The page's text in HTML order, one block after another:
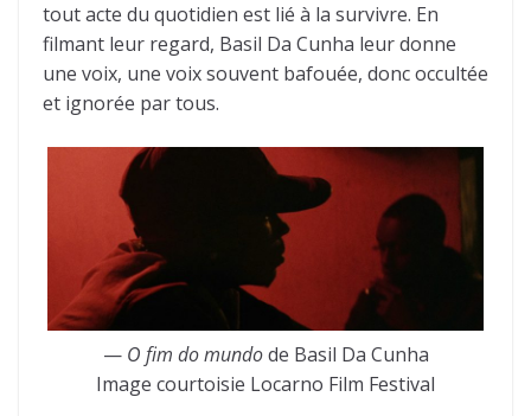
tout acte du quotidien est lié à la survivre. En
filmant leur regard, Basil Da Cunha leur donne
une voix, une voix souvent bafouée, donc occultée
et ignorée par tous.
—O fim do mundode Basil Da Cunha
Image courtoisie Locarno Film Festival